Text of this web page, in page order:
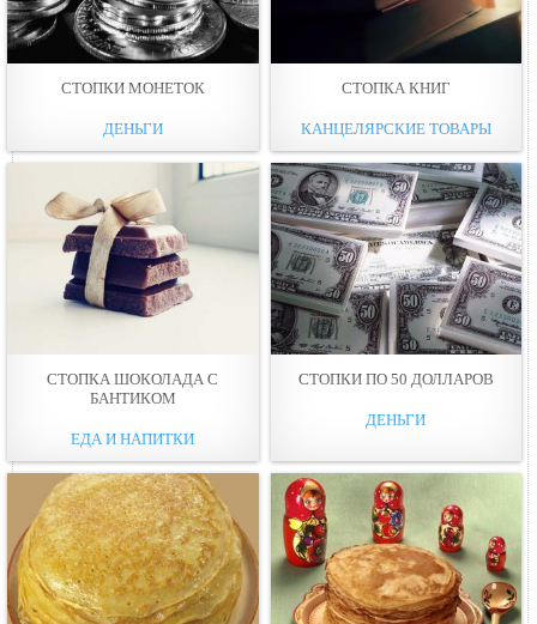
СТОПКИ МОНЕТОК
ДЕНЬГИ
СТОПКА КНИГ
КАНЦЕЛЯРСКИЕ ТОВАРЫ
СТОПКА ШОКОЛАДА С
БАНТИКОМ
ЕДА И НАПИТКИ
СТОПКИ ПО 50 ДОЛЛАРОВ
ДЕНЬГИ